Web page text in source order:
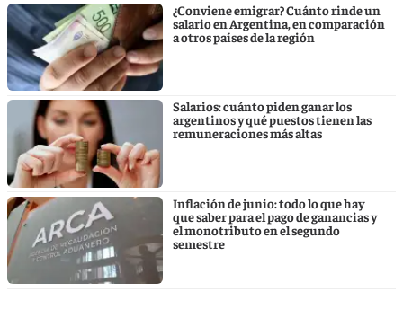
¿Conviene emigrar? Cuánto rinde un
salario en Argentina, en comparación
a otros países de la región
Salarios: cuánto piden ganar los
argentinos y qué puestos tienen las
remuneraciones más altas
Inflación de junio: todo lo que hay
que saber para el pago de ganancias y
el monotributo en el segundo
semestre